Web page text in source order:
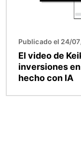
Publicado el 24/
El video de
inversiones
hecho con IA